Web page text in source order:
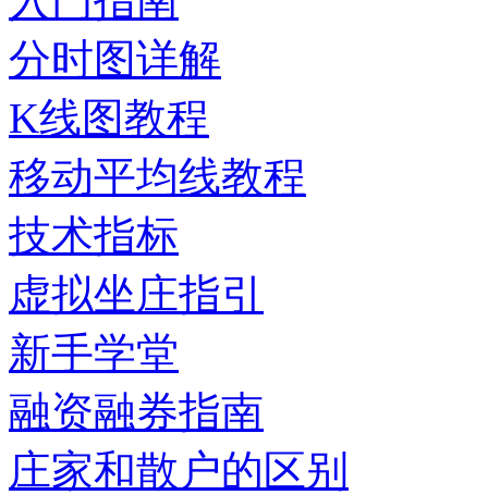
分时图详解
K线图教程
移动平均线教程
技术指标
虚拟坐庄指引
新手学堂
融资融券指南
庄家和散户的区别